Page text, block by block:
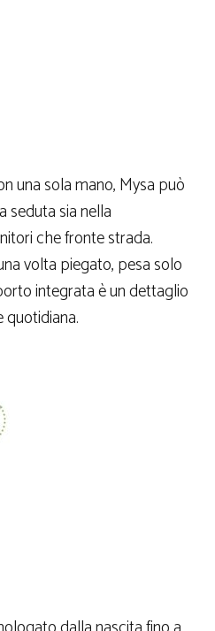
una sola mano, Mysa può
seduta sia nella
che fronte strada.
volta piegato, pesa solo
integrata è un dettaglio